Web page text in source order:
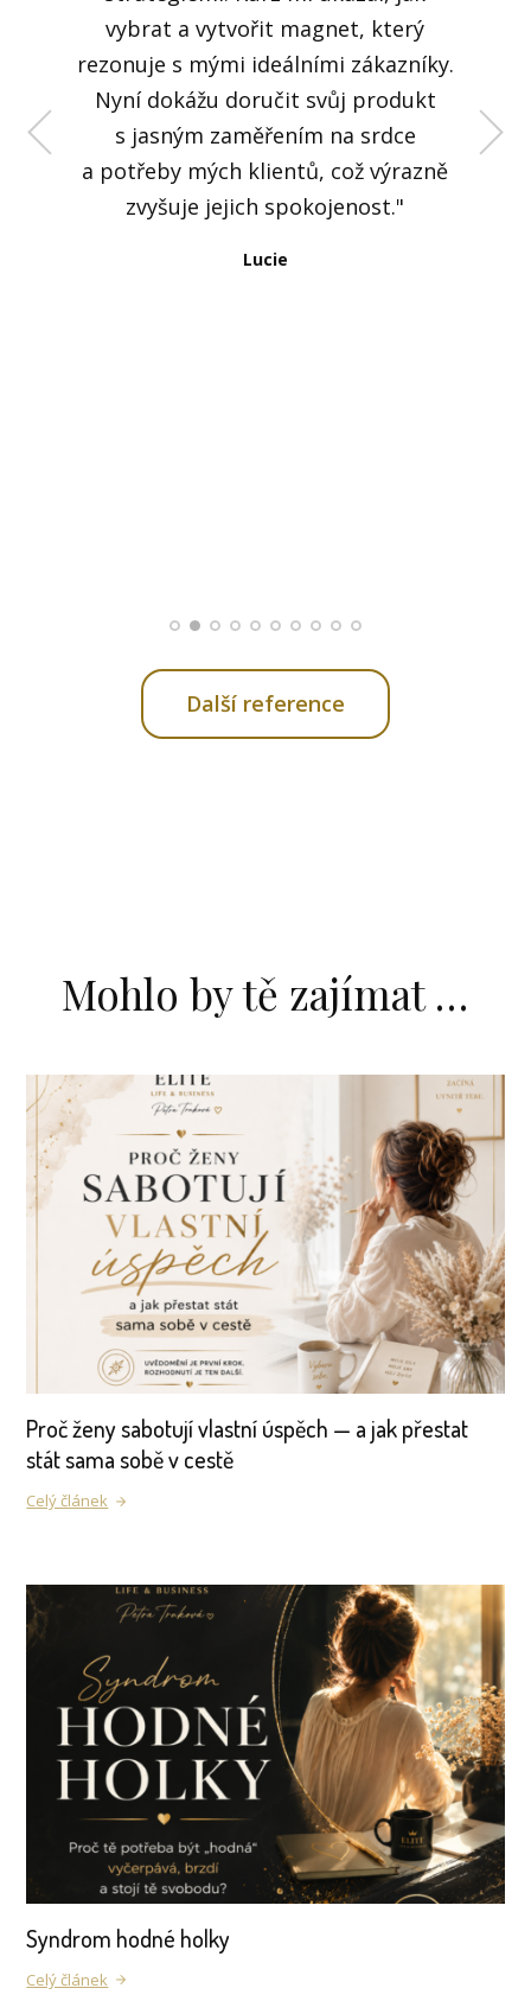
vybrat a vytvořit magnet, který
rezonuje s mými ideálními zákazníky.
Nyní dokážu doručit svůj produkt
s jasným zaměřením na srdce
a potřeby mých klientů, což výrazně
zvyšuje jejich spokojenost."
Lucie
Další reference
Mohlo by tě zajímat …
Proč ženy sabotují vlastní úspěch — a jak přestat
stát sama sobě v cestě
Celý článek
Syndrom hodné holky
Celý článek